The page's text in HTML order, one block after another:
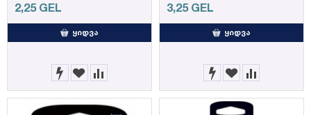
2,25 GEL
ᲧᲘᲓᲕᲐ
3,25 GEL
ᲧᲘᲓᲕᲐ